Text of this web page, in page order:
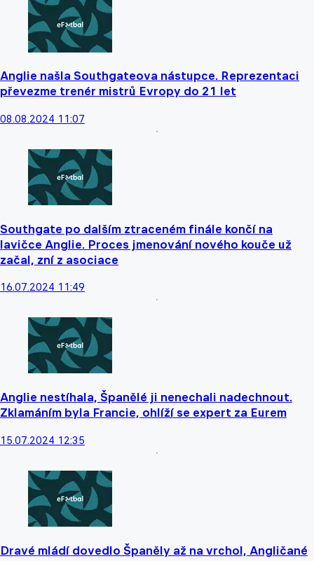
Anglie našla Southgateova nástupce. Reprezentaci
převezme trenér mistrů Evropy do 21 let
08.08.2024 11:07
Southgate po dalším ztraceném finále končí na
lavičce Anglie. Proces jmenování nového kouče už
začal, zní z asociace
16.07.2024 11:49
Anglie nestíhala, Španělé ji nenechali nadechnout.
Zklamáním byla Francie, ohlíží se expert za Eurem
15.07.2024 12:35
Dravé mládí dovedlo Španěly až na vrchol, Angličané